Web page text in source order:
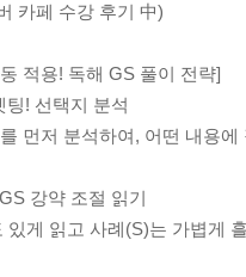
카페 수강 후기 中)
적용! 독해 GS 풀이 전략]
팅! 선택지 분석
먼저 분석하여, 어떤 내용
강약 조절 읽기
있게 읽고 사례(S)는 가볍게